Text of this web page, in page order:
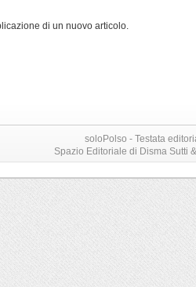
di un nuovo articolo.
soloPolso - Testata
Spazio Editoriale di Disma Sutti